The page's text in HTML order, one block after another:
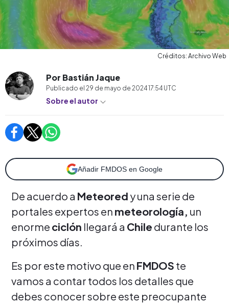
Créditos: Archivo Web
Por Bastián Jaque
Publicado el 29 de mayo de 2024 17:54 UTC
Sobre el autor
Añadir FMDOS en Google
De acuerdo a Meteored y una serie de
portales expertos en meteorología, un
enorme ciclón llegará a Chile durante los
próximos días.
Es por este motivo que en FMDOS te
vamos a contar todos los detalles que
debes conocer sobre este preocupante